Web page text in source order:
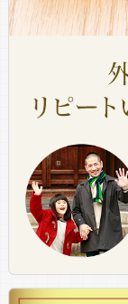
2026
担当
て
と
近
担当
2026
担当
んの
ハキ
担当